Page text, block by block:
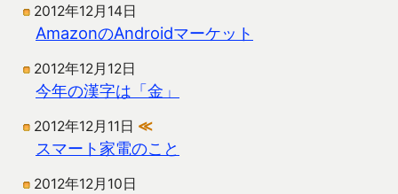
2012年12月14日
AmazonのAndroidマーケット
2012年12月12日
今年の漢字は「金」
2012年12月11日 ≪
スマート家電のこと
2012年12月10日